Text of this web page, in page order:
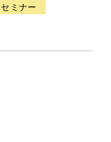
セミナー